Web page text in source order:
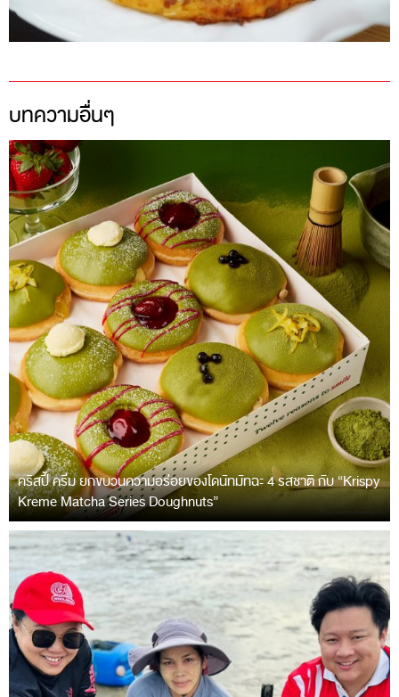
บทความอื่นๆ
คริสปี้ ครีม ยกขบวนความอร่อยของโดนัทมัทฉะ 4 รสชาติ กับ “Krispy
Kreme Matcha Series Doughnuts”